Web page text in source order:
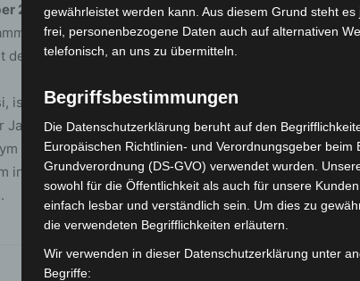
2024um 20:00 Uhr ist der Swing- und Jazzsänger
„Love Swing“im daunstärs zu Gast. Die Konzerte
des Künstlers unterstreicht.
ist seit Jahren ein fester Bestandteil des MIMUSE-
Jahren mit der Rockband Terry Hoax große Erfolge
Juliano Rossi eine zweite Karriere als Jazzmusiker.
in die bezaubernde Welt des Swings und bietet ein
gewährleistet werden kann. Aus diesem Grund steht
frei, personenbezogene Daten auch auf alternativen
telefonisch, an uns zu übermitteln.
Begriffsbestimmungen
Die Datenschutzerklärung beruht auf den
Europäischen Richtlinien- und Verordnungsgeber beim
Grundverordnung (DS-GVO) verwendet wurden.
sowohl für die Öffentlichkeit als auch für unsere
einfach lesbar und verständlich sein. Um dies zu
die verwendeten Begrifflichkeiten erläutern.
Wir verwenden in dieser Datenschutzerklärung unter
Begriffe: